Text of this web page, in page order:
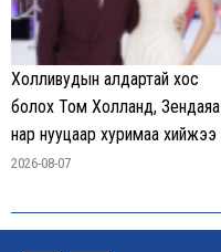
Холливудын алдартай хос
болох Том Холланд, Зендаяа
нар нууцаар хуримаа хийжээ
2026-08-07